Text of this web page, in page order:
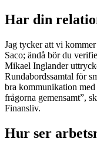
Har din
Jag tycker att vi
Saco; ändå bör du
Mikael Inglander
Rundabordssamtal för
bra kommunikation
frågorna gemensamt”,
Finansliv.
Hur ser